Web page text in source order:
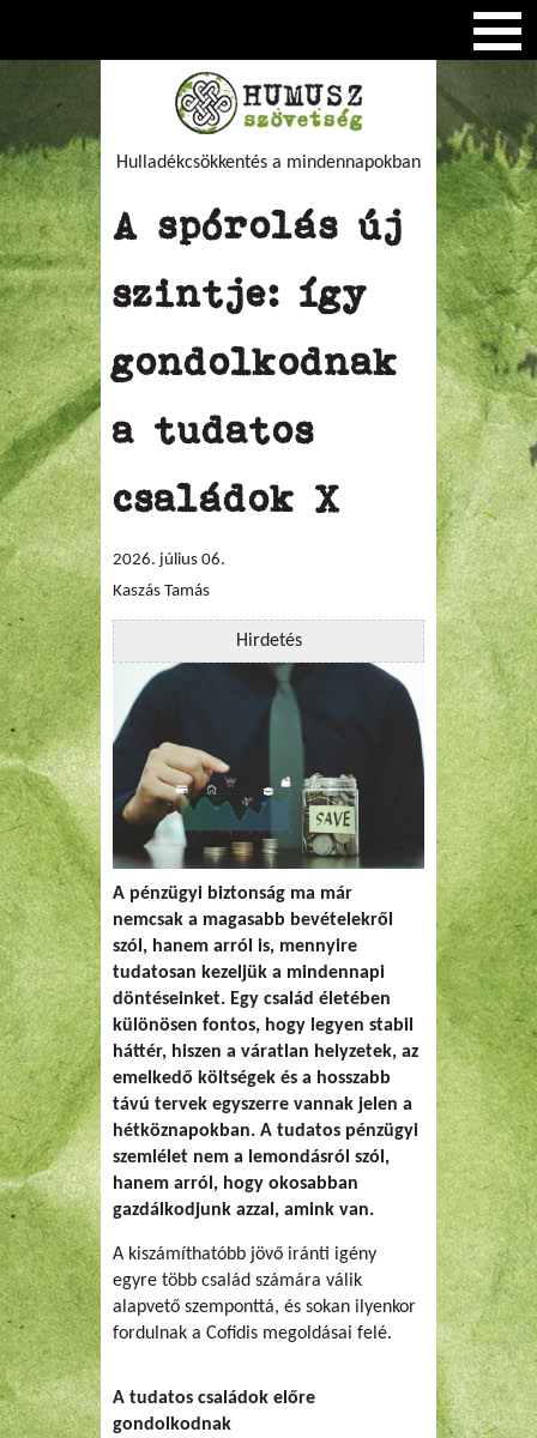
Hulladékcsökkentés a mindennapokban
A spórolás új
szintje: így
gondolkodnak
a tudatos
családok X
2026. július 06.
Kaszás Tamás
Hirdetés
A pénzügyi biztonság ma már
nemcsak a magasabb bevételekről
szól, hanem arról is, mennyire
tudatosan kezeljük a mindennapi
döntéseinket. Egy család életében
különösen fontos, hogy legyen stabil
háttér, hiszen a váratlan helyzetek, az
emelkedő költségek és a hosszabb
távú tervek egyszerre vannak jelen a
hétköznapokban. A tudatos pénzügyi
szemlélet nem a lemondásról szól,
hanem arról, hogy okosabban
gazdálkodjunk azzal, amink van.
A kiszámíthatóbb jövő iránti igény
egyre több család számára válik
alapvető szemponttá, és sokan ilyenkor
fordulnak a Cofidis megoldásai felé.
A tudatos családok előre
gondolkodnak